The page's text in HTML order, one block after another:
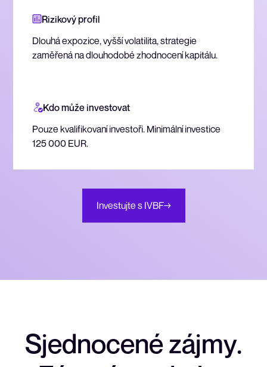
Rizikový profil
Dlouhá expozice, vyšší volatilita, strategie
zaměřená na dlouhodobé zhodnocení kapitálu.
Kdo může investovat
Pouze kvalifikovaní investoři. Minimální investice
125 000 EUR.
Investujte s IVBF→
Sjednocenézájmy.